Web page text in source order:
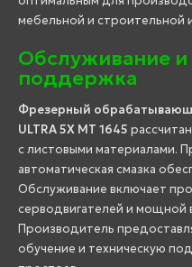
мебельной и строительной
Обслуживание и
поддержка
Фрезерный
ULTRA 5X MT 1645
с листовыми материалами.
автоматическая смазка
Обслуживание включает
серводвигателей и мощной
Производитель
обучение и техническую